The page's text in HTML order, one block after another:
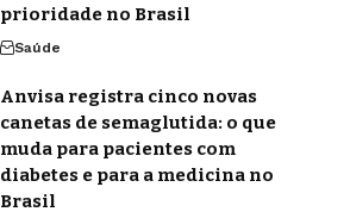
prioridade no Brasil
Saúde
Anvisa registra cinco novas
canetas de semaglutida: o que
muda para pacientes com
diabetes e para a medicina no
Brasil